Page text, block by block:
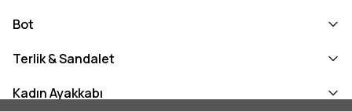
Bot
Terlik & Sandalet
Kadın Ayakkabı